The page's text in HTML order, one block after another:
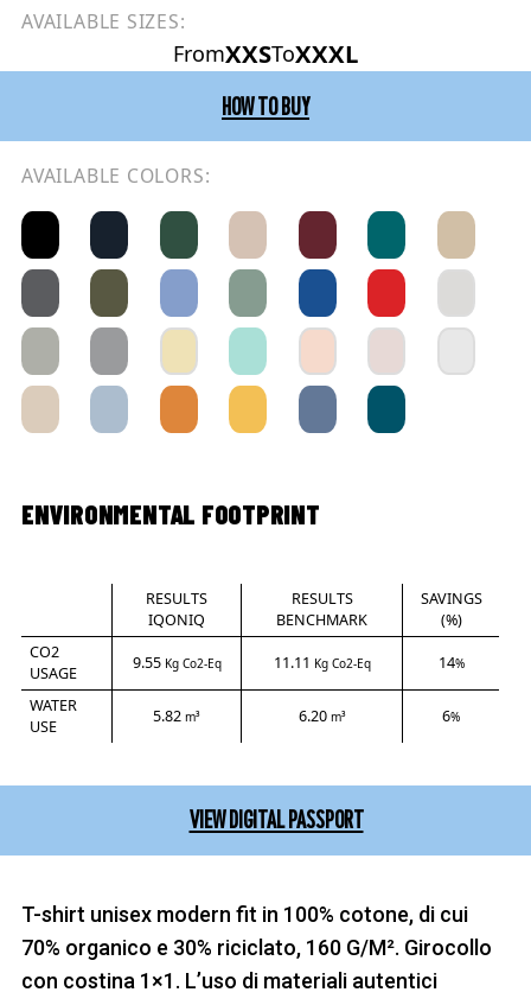
AVAILABLE SIZES:
FromXXSToXXXL
HOW TO BUY
AVAILABLE COLORS:
ENVIRONMENTAL FOOTPRINT
RESULTS
IQONIQ
RESULTS
BENCHMARK
SAVINGS
(%)
CO2
USAGE
9.55 Kg Co2-Eq 11.11 Kg Co2-Eq 14%
WATER
USE
5.82 m³ 6.20 m³ 6%
VIEW DIGITAL PASSPORT
T-shirt unisex modern fit in 100% cotone, di cui
70% organico e 30% riciclato, 160 G/M². Girocollo
con costina 1×1. L’uso di materiali autentici